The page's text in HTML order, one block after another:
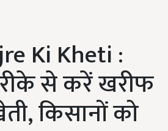
Ki Kheti :
से करें खरीफ
किसानों को